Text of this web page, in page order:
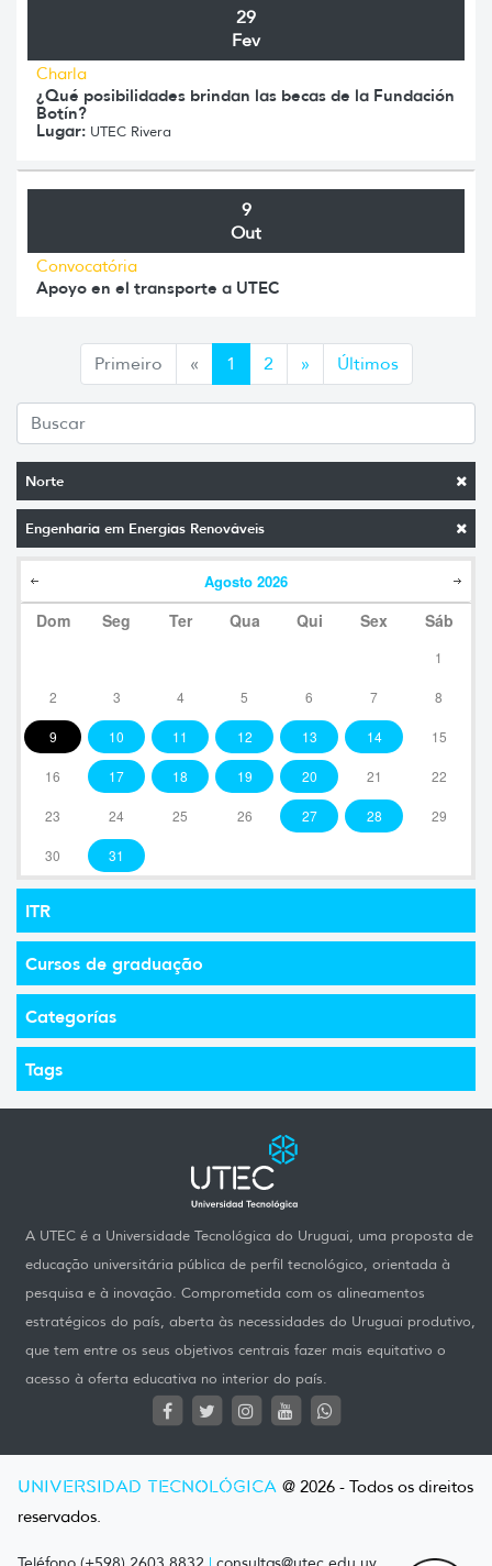
Norte
Engenharia em Energias Renováveis
Agosto 2026
Dom Seg Ter Qua Qui Sex Sáb
1
2 3 4 5 6 7 8
9 10 11 12 13 14 15
16 17 18 19 20 21 22
23 24 25 26 27 28 29
30 31
ITR
Cursos de graduação
Categorías
Tags
29
Fev
Charla
¿Qué posibilidades brindan las becas de la Fundación
Botín?
Lugar: UTEC Rivera
9
Out
Convocatória
Apoyo en el transporte a UTEC
Primeiro «Anterior
1 2 »Siguiente
Últimos
A UTEC é a Universidade Tecnológica do Uruguai, uma proposta de
educação universitária pública de perfil tecnológico, orientada à
pesquisa e à inovação. Comprometida com os alineamentos
estratégicos do país, aberta às necessidades do Uruguai produtivo,
que tem entre os seus objetivos centrais fazer mais equitativo o
acesso à oferta educativa no interior do país.
UNIVERSIDAD TECNOLÓGICA @ 2026 - Todos os direitos
reservados.